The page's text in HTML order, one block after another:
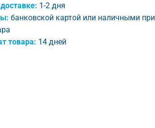
1-2 дня
банковской картой или наличными при
товара: 14 дней